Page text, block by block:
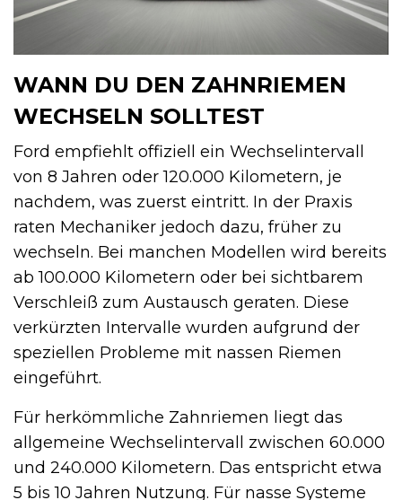
WANN DU DEN ZAHNRIEMEN
WECHSELN SOLLTEST
Ford empfiehlt offiziell ein Wechselintervall
von 8 Jahren oder 120.000 Kilometern, je
nachdem, was zuerst eintritt. In der Praxis
raten Mechaniker jedoch dazu, früher zu
wechseln. Bei manchen Modellen wird bereits
ab 100.000 Kilometern oder bei sichtbarem
Verschleiß zum Austausch geraten. Diese
verkürzten Intervalle wurden aufgrund der
speziellen Probleme mit nassen Riemen
eingeführt.
Für herkömmliche Zahnriemen liegt das
allgemeine Wechselintervall zwischen 60.000
und 240.000 Kilometern. Das entspricht etwa
5 bis 10 Jahren Nutzung. Für nasse Systeme